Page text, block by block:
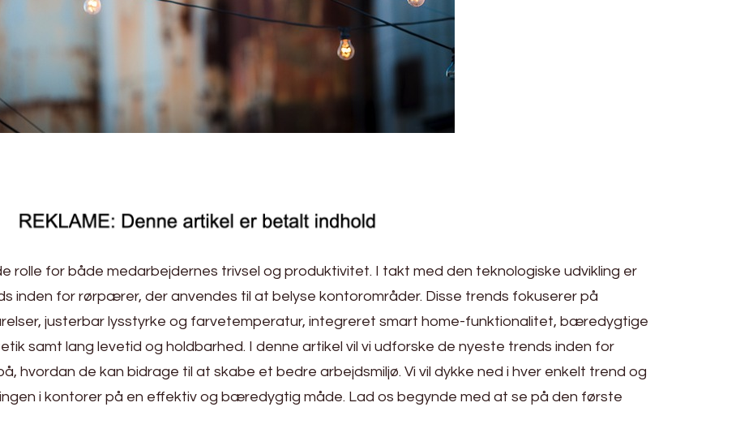
rolle for både medarbejdernes trivsel og produktivitet. I takt med den teknologiske udvikling er
for rørpærer, der anvendes til at belyse kontorområder. Disse trends fokuserer på
justerbar lysstyrke og farvetemperatur, integreret smart home-funktionalitet, bæredygtige
samt lang levetid og holdbarhed. I denne artikel vil vi udforske de nyeste trends inden for
hvordan de kan bidrage til at skabe et bedre arbejdsmiljø. Vi vil dykke ned i hver enkelt trend og
i kontorer på en effektiv og bæredygtig måde. Lad os begynde med at se på den første